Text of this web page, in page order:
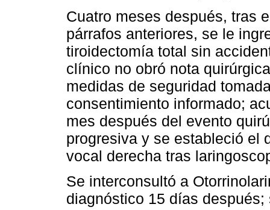
Cuatro meses después, tras
párrafos anteriores, se le
tiroidectomía total sin
clínico no obró nota
medidas de seguridad
consentimiento informado;
mes después del evento
progresiva y se estableció el
vocal derecha tras
Se interconsultó a
diagnóstico 15 días